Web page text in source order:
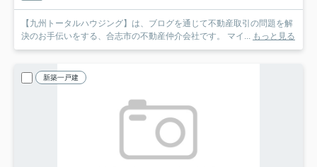
【九州トータルハウジング】は、ブログを通じて不動産取引の問題を解
決のお手伝いをする、合志市の不動産仲介会社です。 マイ... もっと見る
新築一戸建